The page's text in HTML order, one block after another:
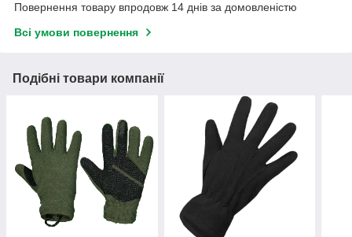
Повернення товару впродовж 14 днів за домовленістю
Всі умови повернення
Подібні товари компанії